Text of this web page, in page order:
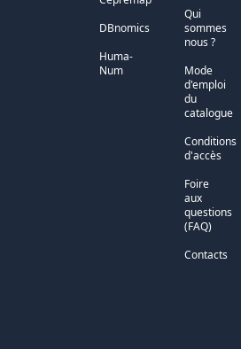
DBnomics
Huma-
Num
Qui
sommes
nous ?
Mode
d'emploi
du
catalogue
Conditions
d'accès
Foire
aux
questions
(FAQ)
Contacts